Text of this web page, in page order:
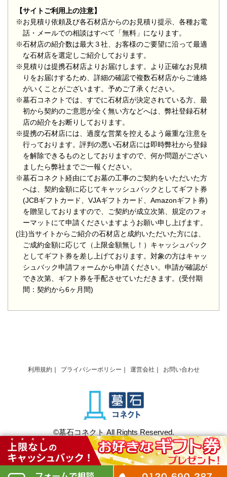
【サイトご利用上の注意】
※お見積り依頼及び各石材店からのお見積り提示、各種お電
話・メールでの相談はすべて「無料」になります。
※石材店の紹介数は最大３社、お客様のご要望に沿って最適
な石材店を選定しご紹介しております。
※見積りは提携石材店よりお届けします。より正確なお見積
りをお届けするため、詳細の確認で複数石材店からご連絡
がいくことがございます。予めご了承ください。
※墓石コネクトでは、すでに石材店が決定されている方、最
初から契約のご意思が全く無い方などへは、弊社登録石材
店の紹介をお断りしております。
※提携の石材店には、過度な営業を控えるよう厳重な注意を
行っております。評判の悪い石材店には即時弊社から登録
を解除できるものとしておりますので、何か問題がござい
ましたら弊社までご一報ください。
※墓石コネクト経由にてお墓の工事のご契約をいただいた方
へは、契約金額に応じてキャッシュバックとしてギフト券
(JCBギフトカード、VJAギフトカード、Amazonギフト券)
を贈呈しておりますので、ご契約が成立次第、規定のフォ
ーマットにて申請くださいますようお願い申し上げます。
(注)当サイトからご紹介の石材店と成約いただいた方には、
ご成約金額に応じて（上限金額無し！）キャッシュバック
としてギフト券を差し上げております。対象の方はキャッ
シュバック申請フォームから申請ください。申請が確認が
でき次第、ギフト券を手配させていただきます。(受付期
間：契約から6ヶ月間)
利用規約 プライバシーポリシー 運営会社 お問い合わせ
©墓石コネクト All Rights Reserved.